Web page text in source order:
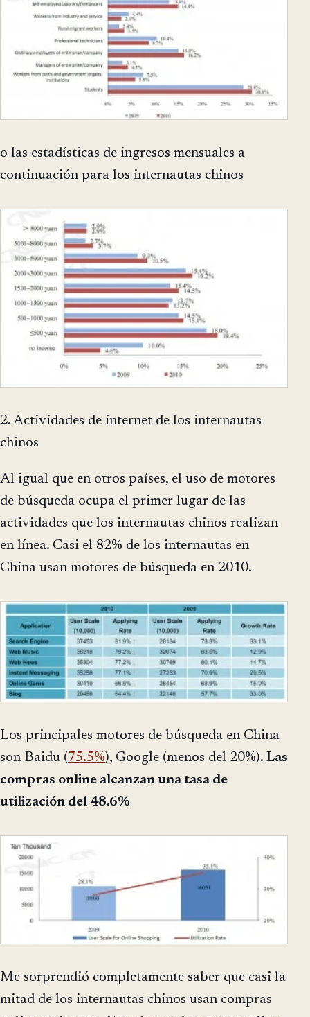
o las estadísticas de ingresos mensuales a
continuación para los internautas chinos
2. Actividades de internet de los internautas
chinos
Al igual que en otros países, el uso de motores
de búsqueda ocupa el primer lugar de las
actividades que los internautas chinos realizan
en línea. Casi el 82% de los internautas en
China usan motores de búsqueda en 2010.
Los principales motores de búsqueda en China
son Baidu (75.5%), Google (menos del 20%). Las
compras online alcanzan una tasa de
utilización del 48.6%
Me sorprendió completamente saber que casi la
mitad de los internautas chinos usan compras